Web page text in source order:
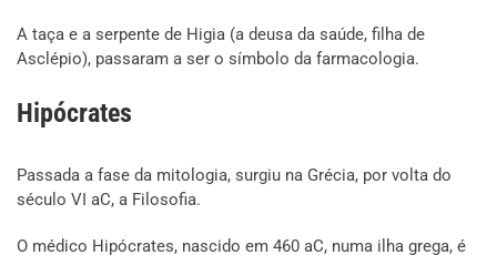
A taça e a serpente de Higia (a deusa da saúde, filha de
Asclépio), passaram a ser o símbolo da farmacologia.
Hipócrates
Passada a fase da mitologia, surgiu na Grécia, por volta do
século VI aC, a Filosofia.
O médico Hipócrates, nascido em 460 aC, numa ilha grega, é